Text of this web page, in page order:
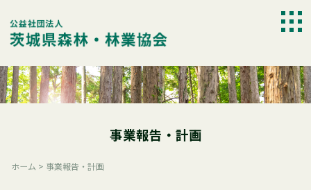
content
事業報告・計画
ホーム > 事業報告・計画